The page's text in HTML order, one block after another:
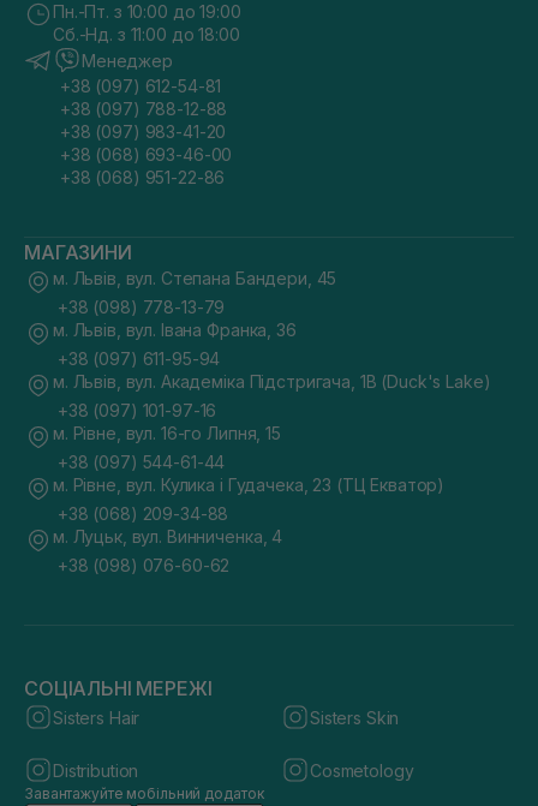
Пн.-Пт. з 10:00 до 19:00
Сб.-Нд. з 11:00 до 18:00
Менеджер
+38 (097) 612-54-81
+38 (097) 788-12-88
+38 (097) 983-41-20
+38 (068) 693-46-00
+38 (068) 951-22-86
МАГАЗИНИ
м. Львів, вул. Степана Бандери, 45
+38 (098) 778-13-79
м. Львів, вул. Івана Франка, 36
+38 (097) 611-95-94
м. Львів, вул. Академіка Підстригача, 1В (Duck's Lake)
+38 (097) 101-97-16
м. Рівне, вул. 16-го Липня, 15
+38 (097) 544-61-44
м. Рівне, вул. Кулика і Гудачека, 23 (ТЦ Екватор)
+38 (068) 209-34-88
м. Луцьк, вул. Винниченка, 4
+38 (098) 076-60-62
СОЦІАЛЬНІ МЕРЕЖІ
Sisters Hair Sisters Skin
Distribution Cosmetology
Завантажуйте мобільний додаток